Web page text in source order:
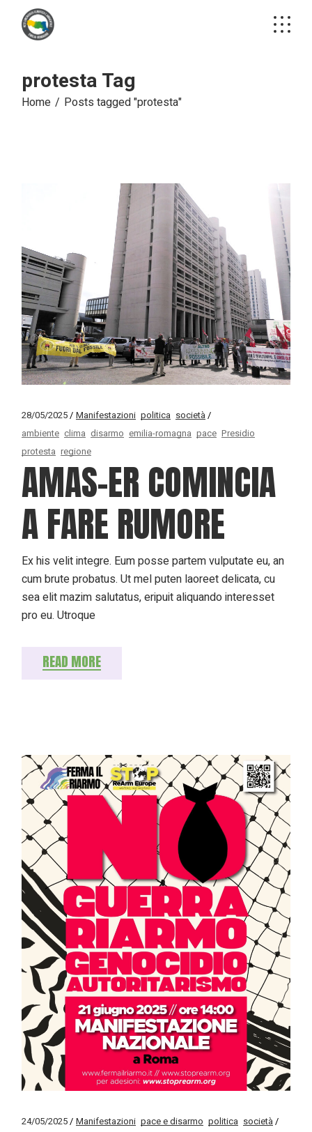
content
protesta Tag
Home Posts tagged "protesta"
28/05/2025 Manifestazioni politica società
ambiente clima disarmo emilia-romagna pace Presidio
protesta regione
AMAS-ER COMINCIA
A FARE RUMORE
Ex his velit integre. Eum posse partem vulputate eu, an
cum brute probatus. Ut mel puten laoreet delicata, cu
sea elit mazim salutatus, eripuit aliquando interesset
pro eu. Utroque
READ MORE
24/05/2025 Manifestazioni pace e disarmo politica società